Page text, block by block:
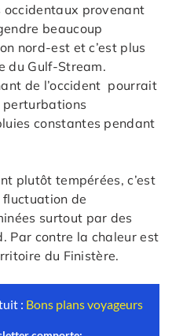
provenant
beaucoup
nord-est et c’est plus
du Gulf-Stream.
de l’occident pourrait
perturbations
constantes pendant
plutôt tempérées, c’est
fluctuation de
surtout par des
Par contre la chaleur est
du Finistère.